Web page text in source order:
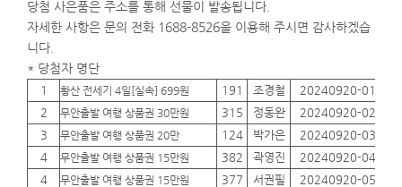
당첨 사은품은 주소를 통해 선물이 발송됩니다.
자세한 사항은 문의 전화 1688-8526을 이용해 주시면 감사하겠습
니다.
* 당첨자 명단
1 황산 전세기 4일[실속] 699원 191 조경철 20240920-01
2
무안출발 여행 상품권 30만원 315 정동완 20240920-02
3
무안출발 여행 상품권 20만 124 박가은 20240920-03
4
무안출발 여행 상품권 15만원 382 곽영진 20240920-04
4
무안출발 여행 상품권 15만원 377 서권필 20240920-05